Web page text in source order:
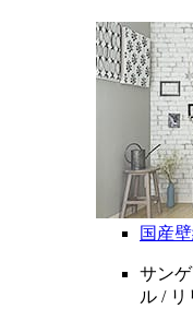
国産
サン
ル / リ